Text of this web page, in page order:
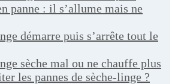
panne : il s’allume mais ne
démarre puis s’arrête tout le
sèche mal ou ne chauffe plus
les pannes de sèche-linge ?